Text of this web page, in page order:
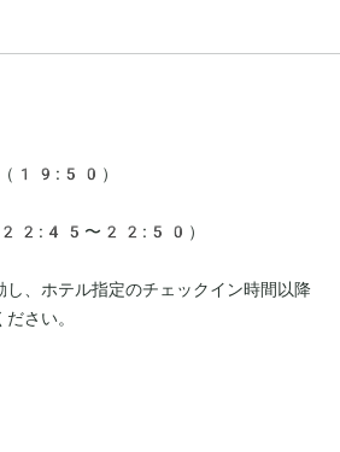
（19:50）
22:45〜22:50）
し、ホテル指定のチェックイン時間以降
さい。